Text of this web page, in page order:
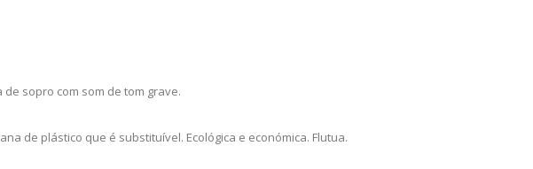
sopro com som de tom grave.
de plástico que é substituível. Ecológica e económica. Flutua.